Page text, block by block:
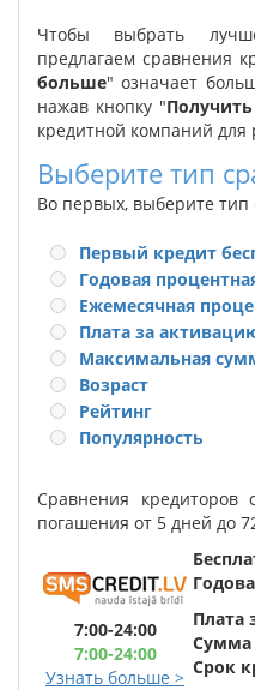
Чтобы выбрать
предлагаем сравнения
больше" означает
нажав кнопку "
кредитной компаний для
Выберите тип
Во первых, выберите
Первый кредит
Годовая
Ежемесячная
Плата за
Максимальная
Возраст
Рейтинг
Популярность
Сравнения
погашения от 5 дней до
7:00-24:00
7:00-24:00
Узнать больше >
Плата
Сумма
Срок